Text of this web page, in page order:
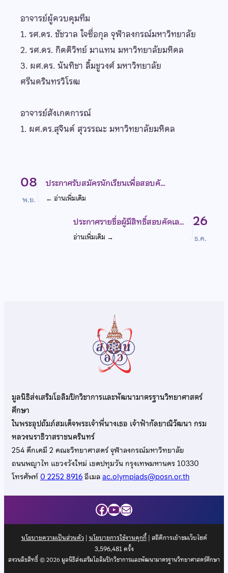
อาจารย์ผู้ควบคุมทีม
1. รศ.ดร. ชัชวาล ใจซื่อกุล จุฬาลงกรณ์มหาวิทยาลัย
2. รศ.ดร. กิตติวิทย์ มาแทน มหาวิทยาลัยมหิดล
3. ผศ.ดร. นันทิชา ลิ้มชูวงศ์ มหาวิทยาลัย
ศรีนครินทรวิโรฒ
อาจารย์สังเกตการณ์
1. ผศ.ดร.สุจินต์ สุวรรณะ มหาวิทยาลัยมหิดล
08
พ.ย.
ประกาศรับสมัครนักเรียนเพื่อสอบคั…
← อ่านเพิ่มเติม
26
ธ.ค.
ประกาศรายชื่อผู้มีสิทธิ์สอบคัดเล…
อ่านเพิ่มเติม →
มูลนิธิส่งเสริมโอลิมปิกวิชาการและพัฒนามาตรฐานวิทยาศาสตร์
ศึกษา
ในพระอุปถัมภ์สมเด็จพระเจ้าพี่นางเธอ เจ้าฟ้ากัลยาณิวัฒนา กรม
หลวงนราธิวาสราชนครินทร์
254 ตึกเคมี 2 คณะวิทยาศาสตร์ จุฬาลงกรณ์มหาวิทยาลัย
ถนนพญาไท แขวงวังใหม่ เขตปทุมวัน กรุงเทพมหานคร 10330
โทรศัพท์0 2252 8916อีเมลac.olympiads@posn.or.th
Facebook
YouTube
Mail
นโยบายความเป็นส่วนตัว|นโยบายการใช้งานคุกกี้| สถิติการเข้าชมเว็บไซต์
3,596,481ครั้ง
สงวนลิขสิทธิ์ © 2026 มูลนิธิส่งเสริมโอลิมปิกวิชาการและพัฒนามาตรฐานวิทยาศาสตร์ศึกษา